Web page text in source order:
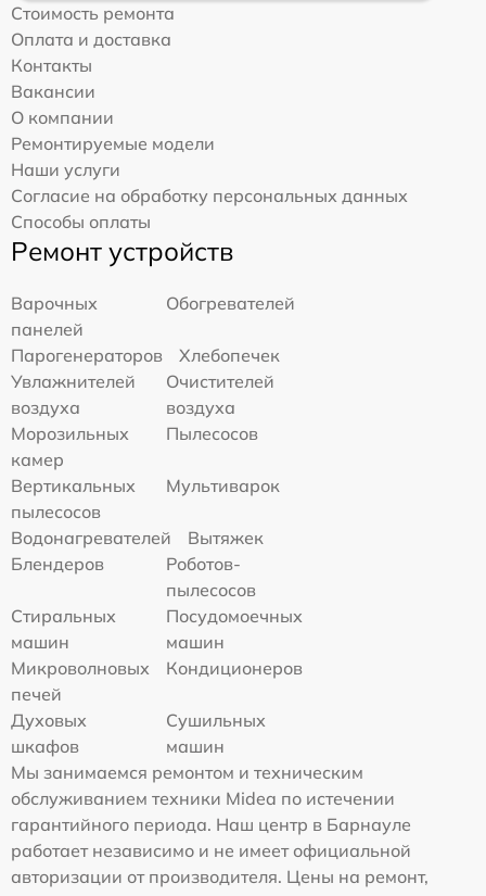
Стоимость ремонта
Оплата и доставка
Контакты
Вакансии
О компании
Ремонтируемые модели
Наши услуги
Согласие на обработку персональных данных
Способы оплаты
Ремонт устройств
Варочных
панелей
Обогревателей
Парогенераторов
Хлебопечек
Увлажнителей
воздуха
Очистителей
воздуха
Морозильных
камер
Пылесосов
Вертикальных
пылесосов
Мультиварок
Водонагревателей
Вытяжек
Блендеров
Роботов-
пылесосов
Стиральных
машин
Посудомоечных
машин
Микроволновых
печей
Кондиционеров
Духовых
шкафов
Сушильных
машин
Мы занимаемся ремонтом и техническим
обслуживанием техники Midea по истечении
гарантийного периода. Наш центр в Барнауле
работает независимо и не имеет официальной
авторизации от производителя. Цены на ремонт,